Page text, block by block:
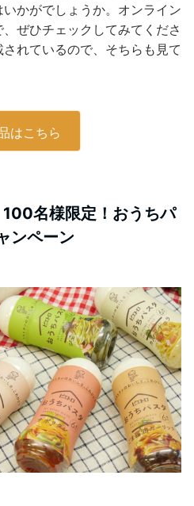
かがでしょうか。オンライン
ぜひチェックしてみてくださ
れているので、そちらも見て
はこちら
名様限定！おうちパ
ンペーン